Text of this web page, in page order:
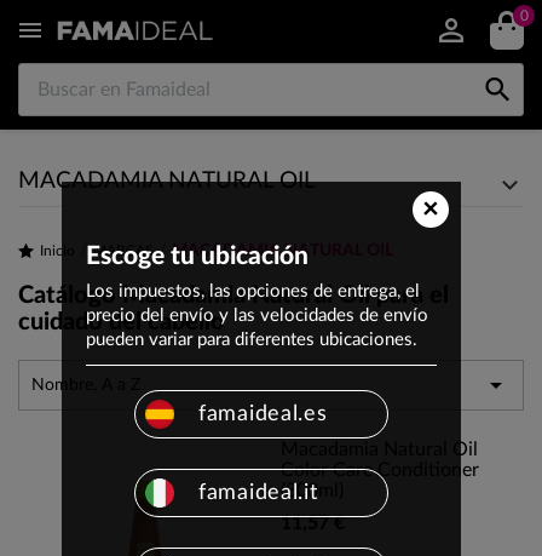
 0

MACADAMIA NATURAL OIL
Inicio MARCAS MACADAMIA NATURAL OIL
Catálogo Macadamia Natural Oil para el
cuidado del cabello
Nombre, A a Z 
Macadamia Natural Oil
Color Care Conditioner
(300ml)
11,57 €
×
Escoge tu ubicación
Los impuestos, las opciones de entrega, el
precio del envío y las velocidades de envío
pueden variar para diferentes ubicaciones.
famaideal.es
famaideal.it